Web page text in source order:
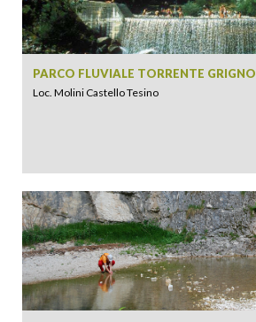
PARCO FLUVIALE TORRENTE GRIGNO
Loc. Molini Castello Tesino